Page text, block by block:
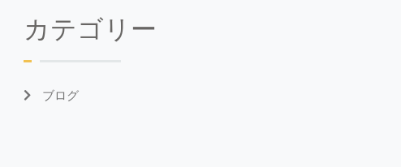
カテゴリー
ブログ